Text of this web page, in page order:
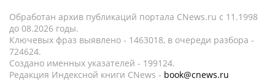
Обработан архив публикаций портала CNews.ru c 11.1998
до 08.2026 годы.
Ключевых фраз выявлено - 1463018, в очереди разбора -
724624.
Создано именных указателей - 199124.
Редакция Индексной книги CNews - book@cnews.ru